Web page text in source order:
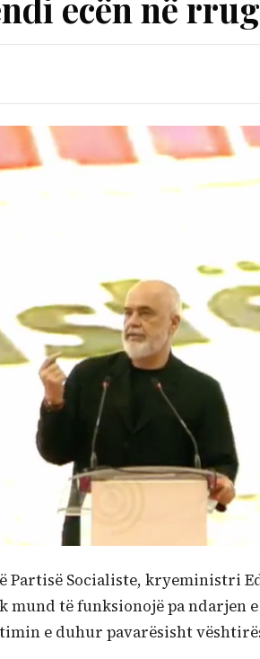
Partisë Socialiste, kryeministri
mund të funksionojë pa ndarjen
e duhur pavarësisht